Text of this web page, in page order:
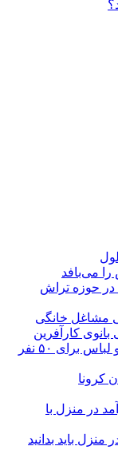
حوزه تراش
خانگی
کارآفرین
روایت بانوی کارآفرینی که در حوزه مد و لباس برای ۵۰ نفر
منزل با
باید بدانید